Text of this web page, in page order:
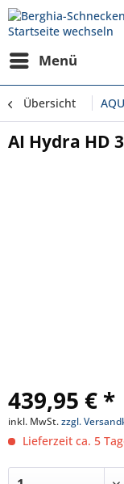
Menü
Übersicht
AI Hydra HD
439,95 € *
inkl. MwSt.zzgl.
Lieferzeit ca. 5